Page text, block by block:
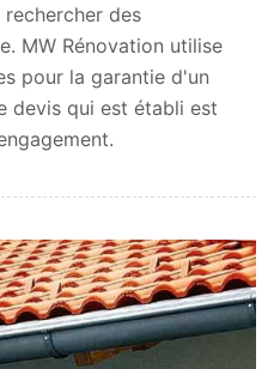
des
MW Rénovation utilise
pour la garantie d'un
devis qui est établi est